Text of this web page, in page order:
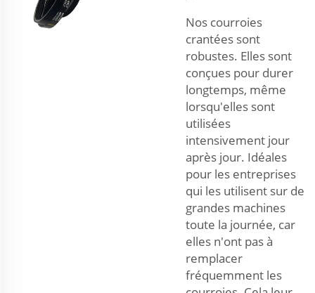
Nos courroies
crantées sont
robustes. Elles sont
conçues pour durer
longtemps, même
lorsqu'elles sont
utilisées
intensivement jour
après jour. Idéales
pour les entreprises
qui les utilisent sur de
grandes machines
toute la journée, car
elles n'ont pas à
remplacer
fréquemment les